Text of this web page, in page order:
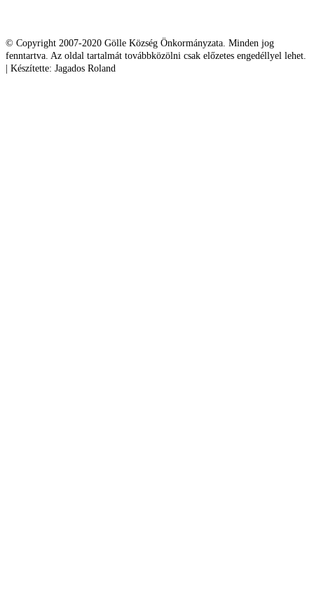
© Copyright 2007-2020 Gölle Község Önkormányzata. Minden jog
fenntartva. Az oldal tartalmát továbbközölni csak előzetes engedéllyel lehet.
| Készítette: Jagados Roland